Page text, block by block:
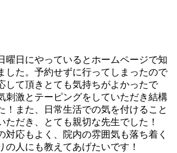
曜日にやっているとホームページで知
した。予約せずに行ってしまったので
して頂きとても気持ちがよかったで
刺激とテーピングをしていただき結構
！また、日常生活での気を付けること
ただき、とても親切な先生でした！
対応もよく、院内の雰囲気も落ち着く
の人にも教えてあげたいです！